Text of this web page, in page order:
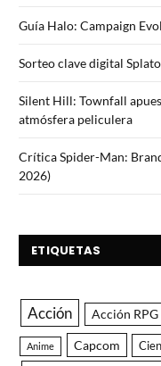
Guía Halo: Campaign
Sorteo clave digital
Silent Hill: Townfall
atmósfera peliculera
Crítica Spider-Man:
2026)
ETIQUETAS
Acción Acción RPG
Anime Capcom